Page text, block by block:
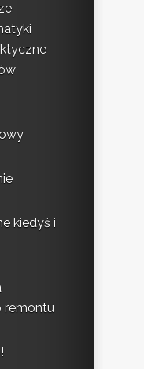
kiedyś i
remontu